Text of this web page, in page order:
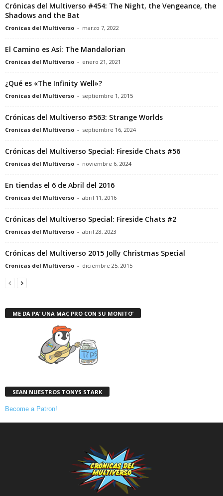
Crónicas del Multiverso #454: The Night, the Vengeance, the
Shadows and the Bat
Cronicas del Multiverso - marzo 7, 2022
El Camino es Así: The Mandalorian
Cronicas del Multiverso - enero 21, 2021
¿Qué es «The Infinity Well»?
Cronicas del Multiverso - septiembre 1, 2015
Crónicas del Multiverso #563: Strange Worlds
Cronicas del Multiverso - septiembre 16, 2024
Crónicas del Multiverso Special: Fireside Chats #56
Cronicas del Multiverso - noviembre 6, 2024
En tiendas el 6 de Abril del 2016
Cronicas del Multiverso - abril 11, 2016
Crónicas del Multiverso Special: Fireside Chats #2
Cronicas del Multiverso - abril 28, 2023
Crónicas del Multiverso 2015 Jolly Christmas Special
Cronicas del Multiverso - diciembre 25, 2015
ME DA PA’ UNA MAC PRO CON SU MONITO’
SEAN NUESTROS TONYS STARK
Become a Patron!